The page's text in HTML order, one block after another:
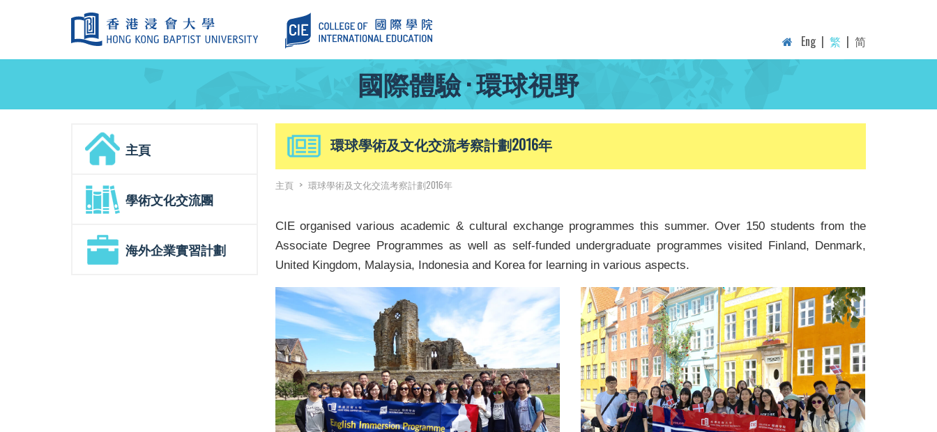
Eng | 繁 | 简
國際體驗 · 環球視野
主頁
學術文化交流團
海外企業實習計劃
環球學術及文化交流考察計劃2016年
主頁 > 環球學術及文化交流考察計劃2016年
CIE organised various academic & cultural exchange programmes this summer. Over 150 students from the
Associate Degree Programmes as well as self-funded undergraduate programmes visited Finland, Denmark,
United Kingdom, Malaysia, Indonesia and Korea for learning in various aspects.